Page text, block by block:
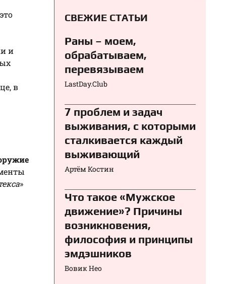
и
в
»
СВЕЖИЕ СТАТЬИ
Раны – моем,
обрабатываем,
перевязываем⁠⁠
LastDay.Club
7 проблем и задач
выживания, с которыми
сталкивается каждый
выживающий
Артём Костин
Что такое «Мужское
движение»? Причины
возникновения,
философия и принципы
эмдэшников
Вовик Нео